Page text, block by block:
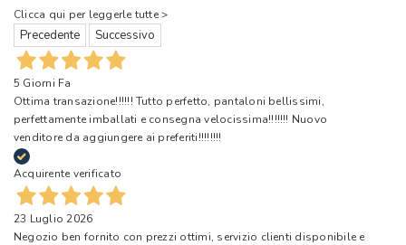
Clicca qui per leggerle tutte >
Precedente Successivo
5 Giorni Fa
Ottima transazione!!!!!! Tutto perfetto, pantaloni bellissimi,
perfettamente imballati e consegna velocissima!!!!!!! Nuovo
venditore da aggiungere ai preferiti!!!!!!!!
Acquirente verificato
23 Luglio 2026
Negozio ben fornito con prezzi ottimi, servizio clienti disponibile e